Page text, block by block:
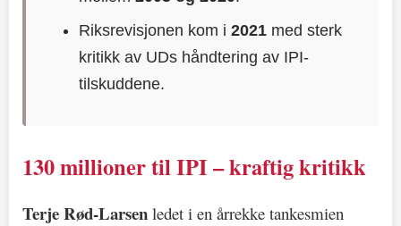
Riksrevisjonen kom i2021 med sterk
kritikk av UDs håndtering av IPI-
tilskuddene.
130 millioner til IPI – kraftig kritikk
Terje Rød-Larsen ledet i en årrekke tankesmien